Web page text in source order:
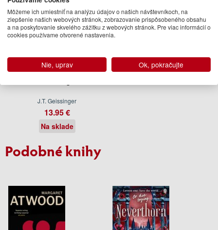
J.T. Geissinger
13.95 €
Na sklade
Podobné knihy
Môžeme ich umiestniť na analýzu údajov o našich návštevníkoch, na
zlepšenie našich webových stránok, zobrazovanie prispôsobeného obsahu
a na poskytovanie skvelého zážitku z webových stránok. Pre viac informácií o
cookies používame otvorené nastavenia.
Nie, uprav Ok, pokračujte